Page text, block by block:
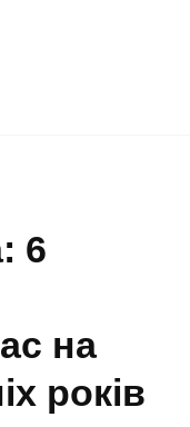
6
на
років